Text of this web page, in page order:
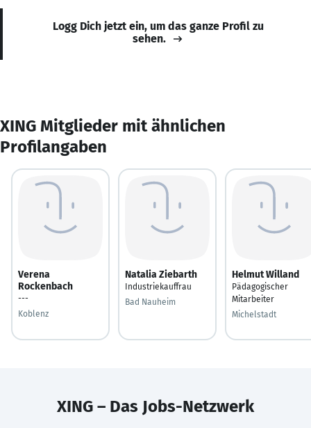
Logg Dich jetzt ein, um das ganze Profil zu
sehen.
XING Mitglieder mit ähnlichen
Profilangaben
Verena
Rockenbach
---
Koblenz
Natalia Ziebarth
Industriekauffrau
Bad Nauheim
Helmut Willand
Pädagogischer
Mitarbeiter
Michelstadt
XING – Das Jobs-Netzwerk